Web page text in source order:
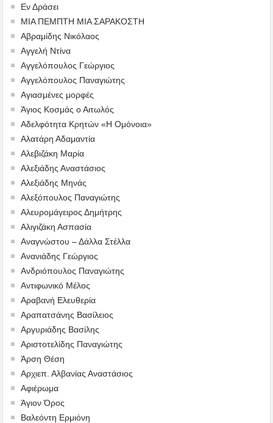
Εν Δράσει
ΜΙΑ ΠΕΜΠΤΗ ΜΙΑ ΣΑΡΑΚΟΣΤΗ
Αβραμίδης Νικόλαος
Αγγελή Ντίνα
Αγγελόπουλος Γεώργιος
Αγγελόπουλος Παναγιώτης
Αγιασμένες μορφές
Άγιος Κοσμάς ο Αιτωλός
Αδελφότητα Κρητών «Η Ομόνοια»
Αλατάρη Αδαμαντία
Αλεβιζάκη Μαρία
Αλεξιάδης Αναστάσιος
Αλεξιάδης Μηνάς
Αλεξόπουλος Παναγιώτης
Αλευρομάγειρος Δημήτρης
Αλιγιζάκη Ασπασία
Αναγνώστου – Δάλλα Στέλλα
Ανανιάδης Γεώργιος
Ανδριόπουλος Παναγιώτης
Αντιφωνικό Μέλος
Αραβανή Ελευθερία
Αραπατσάνης Βασίλειος
Αργυριάδης Βασίλης
Αριστοτελίδης Παναγιώτης
Άρση Θέση
Αρχιεπ. Αλβανίας Αναστάσιος
Αφιέρωμα
Άγιον Όρος
Βαλεόντη Ερμιόνη